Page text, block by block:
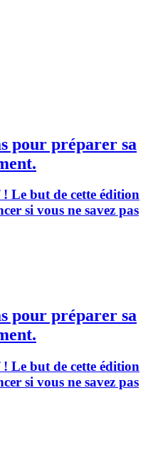
pour préparer sa
! Le but de cette édition
si vous ne savez pas
pour préparer sa
! Le but de cette édition
si vous ne savez pas